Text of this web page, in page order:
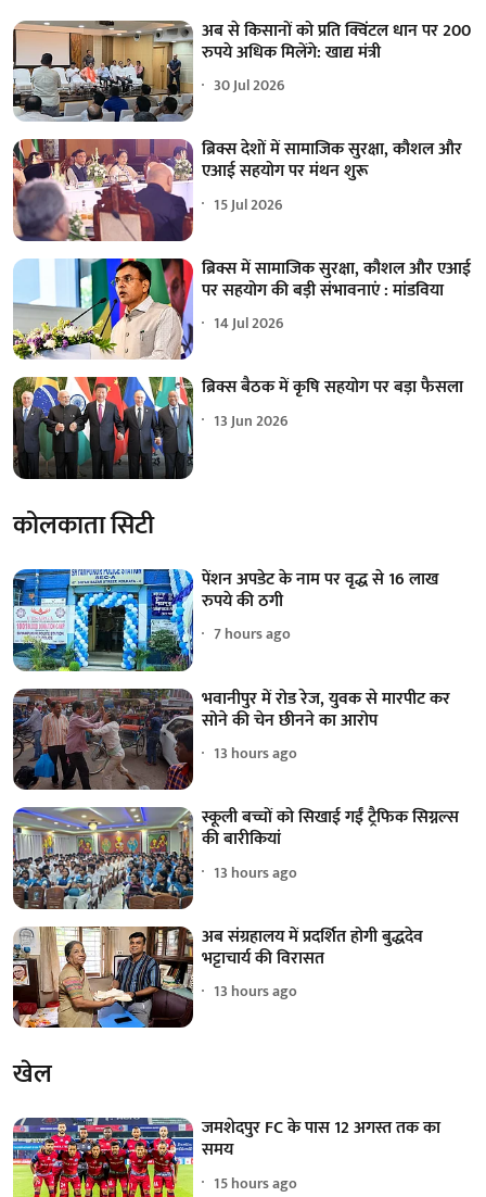
अब से किसानों को प्रति क्विंटल धान पर 200
रुपये अधिक मिलेंगे: खाद्य मंत्री
30 Jul 2026
ब्रिक्स देशों में सामाजिक सुरक्षा, कौशल और
एआई सहयोग पर मंथन शुरू
15 Jul 2026
ब्रिक्स में सामाजिक सुरक्षा, कौशल और एआई
पर सहयोग की बड़ी संभावनाएं : मांडविया
14 Jul 2026
ब्रिक्स बैठक में कृषि सहयोग पर बड़ा फैसला
13 Jun 2026
कोलकाता सिटी
पेंशन अपडेट के नाम पर वृद्ध से 16 लाख
रुपये की ठगी
7 hours ago
भवानीपुर में रोड रेज, युवक से मारपीट कर
सोने की चेन छीनने का आरोप
13 hours ago
स्कूली बच्चों को सिखाई गईं ट्रैफिक सिग्नल्स
की बारीकियां
13 hours ago
अब संग्रहालय में प्रदर्शित होगी बुद्धदेव
भट्टाचार्य की विरासत
13 hours ago
खेल
जमशेदपुर FC के पास 12 अगस्त तक का
समय
15 hours ago